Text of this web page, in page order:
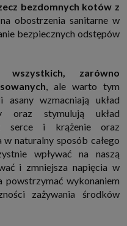
własnych usług (np. jeśli
w biznesistyl.pl lub na
Ci wyświetlić reklamę
automoto. Takie
prawnie uzasadnionych
Aby móc pokazać interesujące
potrzebować) reklamodawcy i
przetwarzania Twoich
przez Ciebie stronami
dobrowolne, nie musisz jej
naszych usług. Masz również
zmiany zgody w dowolnym
istnienia podstawy do ich
zgody do momentu jej
z Twojej strony ograniczających
do wykonania umowy, przez
przedawnienia roszczeń z niej
10 lat), a w przypadku, gdy
interes administratora,
bezdomnych kotów z
obostrzenia sanitarne w
bezpiecznych odstępów
zarówno
, ale warto tym
wzmacniają układ
oraz stymulują układ
serce i krążenie oraz
naturalny sposób całego
wpływać na naszą
i zmniejsza napięcia w
wykonaniem
zażywania środków